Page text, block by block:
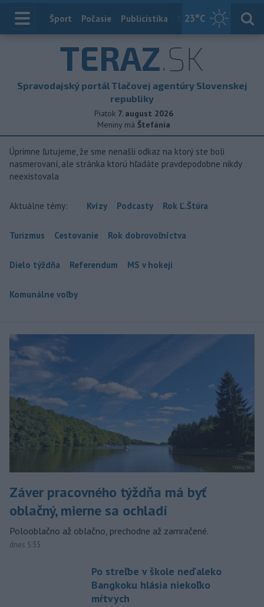
23°C
Index
Šport Počasie Publicistika Slovensko
TERAZ.SK
Spravodajský portál Tlačovej agentúry Slovenskej
republiky
Piatok 7. august 2026
Meniny má Štefánia
Úprimne ľutujeme, že sme nenašli odkaz na ktorý ste boli
nasmerovaní, ale stránka ktorú hľadáte pravdepodobne nikdy
neexistovala
Aktuálne témy: Kvízy Podcasty Rok Ľ.Štúra
Turizmus Cestovanie Rok dobrovoľníctva
Dielo týždňa Referendum MS v hokeji
Komunálne voľby
Záver pracovného týždňa má byť
oblačný, mierne sa ochladí
Polooblačno až oblačno, prechodne až zamračené.
dnes 5:35
Po streľbe v škole neďaleko
Bangkoku hlásia niekoľko
mŕtvych